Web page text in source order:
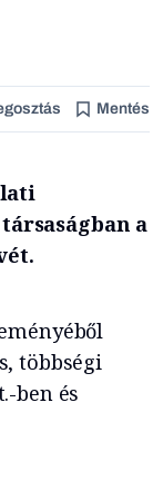
Mentés
a
többségi
ben és